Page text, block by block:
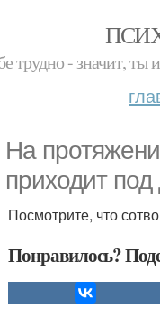
трудно - значит,
На
приходит
Посмотрите, что
Понравилось?